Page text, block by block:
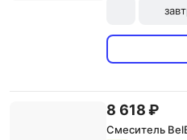
8 618 ₽
Смеситель